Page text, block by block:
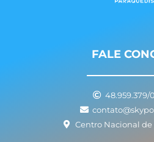
FALE
48.959.379/
Centro Nacional